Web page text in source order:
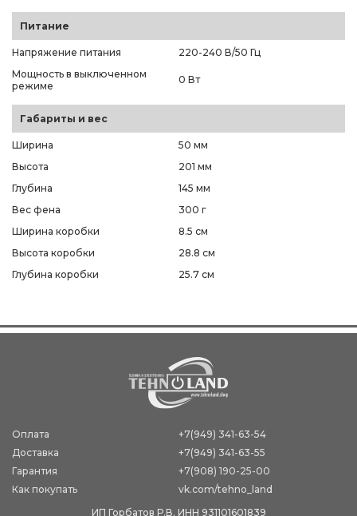
Питание
Напряжение питания
220-240 В/50 Гц
Мощность в выключенном
режиме
0 Вт
Габариты и вес
Ширина
50 мм
Высота
201 мм
Глубина
145 мм
Вес фена
300 г
Ширина коробки
8.5 см
Высота коробки
28.8 см
Глубина коробки
25.7 см
Оплата
Доставка
Гарантия
Как покупать
+7(949) 341-63-54
+7(949) 341-63-55
+7(908) 190-25-00
vk.com/tehno_land
ИП Горбатов Р.В. ИНН 931101601839